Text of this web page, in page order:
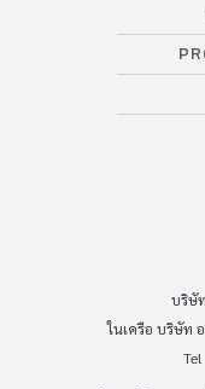
บริษั
ในเครือ บริษัท